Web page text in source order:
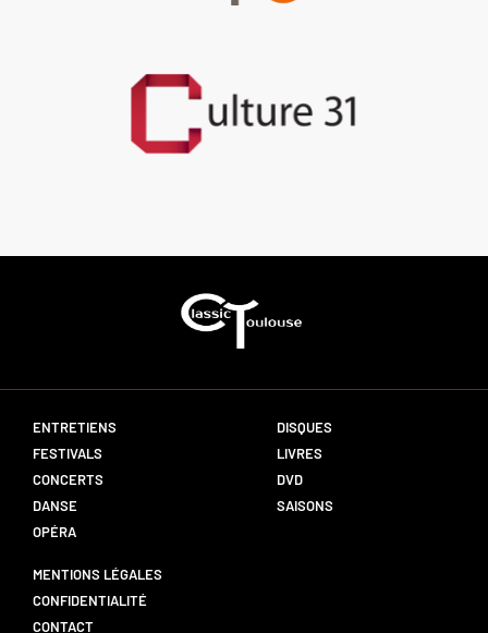
ENTRETIENS
FESTIVALS
CONCERTS
DANSE
OPÉRA
DISQUES
LIVRES
DVD
SAISONS
MENTIONS LÉGALES
CONFIDENTIALITÉ
CONTACT